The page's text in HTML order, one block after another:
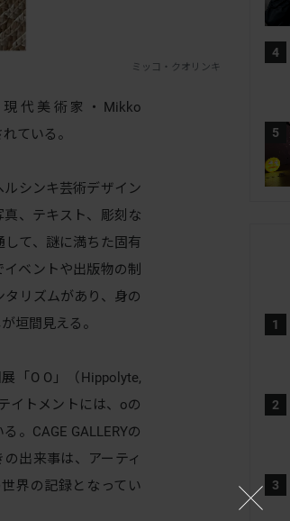
ミッコ・クオリンキ
代美術家・Mikko
ている。
シンキ芸術デザイン
、テキスト、彫刻な
て、謎に満ちた固有
ベントや出版物の制
リズムがあり、身の
垣間見える。
「O O」（Hippolyte,
イトメントには、oの
。CAGE GALLERYの
出来事は、アーティ
界の記録となってい